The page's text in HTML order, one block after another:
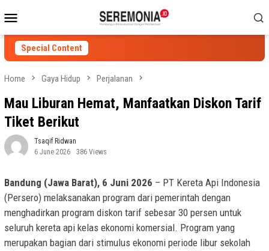
to
contentMenu
Special Content
Home Gaya Hidup Perjalanan
Mau Liburan Hemat, Manfaatkan Diskon Tarif
Tiket Berikut
Tsaqif Ridwan
6 June 2026
386 Views
Bandung (Jawa Barat), 6 Juni 2026 – PT Kereta Api Indonesia
(Persero) melaksanakan program dari pemerintah dengan
menghadirkan program diskon tarif sebesar 30 persen untuk
seluruh kereta api kelas ekonomi komersial. Program yang
merupakan bagian dari stimulus ekonomi periode libur sekolah